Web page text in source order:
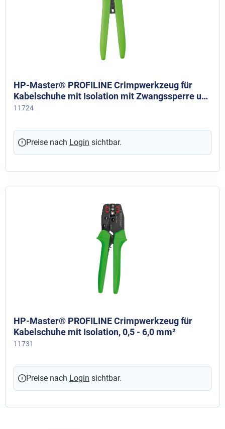
HP-Master® PROFILINE Crimpwerkzeug für
Kabelschuhe mit Isolation mit Zwangssperre und
Entriegelungsmöglichkeit, 0,5 - 6,0 mm²
11724
Preise nach Login sichtbar.
HP-Master® PROFILINE Crimpwerkzeug für
Kabelschuhe mit Isolation, 0,5 - 6,0 mm²
11731
Preise nach Login sichtbar.